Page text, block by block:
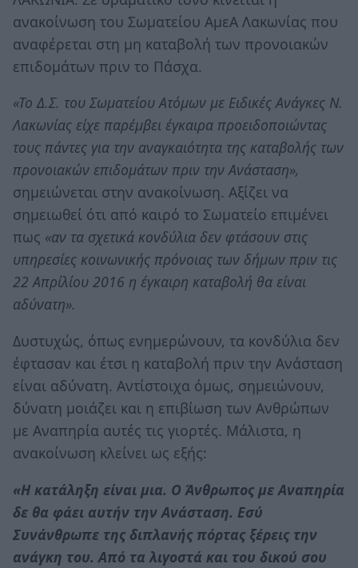
ανακοίνωση του Σωματείου ΑμεΑ Λακωνίας που
αναφέρεται στη μη καταβολή των προνοιακών
επιδομάτων πριν το Πάσχα.
«Το Δ.Σ. του Σωματείου Ατόμων με Ειδικές Ανάγκες Ν.
Λακωνίας είχε παρέμβει έγκαιρα προειδοποιώντας
τους πάντες για την αναγκαιότητα της καταβολής των
προνοιακών επιδομάτων πριν την Ανάσταση»,
σημειώνεται στην ανακοίνωση. Αξίζει να
σημειωθεί ότι από καιρό το Σωματείο επιμένει
πως «αν τα σχετικά κονδύλια δεν φτάσουν στις
υπηρεσίες κοινωνικής πρόνοιας των δήμων πριν τις
22 Απρίλίου 2016 η έγκαιρη καταβολή θα είναι
αδύνατη».
Δυστυχώς, όπως ενημερώνουν, τα κονδύλια δεν
έφτασαν και έτσι η καταβολή πριν την Ανάσταση
είναι αδύνατη. Αντίστοιχα όμως, σημειώνουν,
δύνατη μοιάζει και η επιβίωση των Ανθρώπων
με Αναπηρία αυτές τις γιορτές. Μάλιστα, η
ανακοίνωση κλείνει ως εξής:
«Η κατάληξη είναι μια. Ο Άνθρωπος με Αναπηρία
δε θα φάει αυτήν την Ανάσταση. Εσύ
Συνάνθρωπε της διπλανής πόρτας ξέρεις την
ανάγκη του. Από τα λιγοστά και του δικού σου